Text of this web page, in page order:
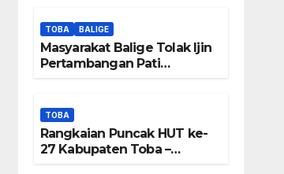
Palsu – Jerry
Manurung :
Tidak Berada
Di DTA –
TOBA BALIGE
Masyarakat Balige Tolak Ijin
Pertambangan Pati
TOBA
Rangkaian Puncak HUT ke-
27 Kabupaten Toba –